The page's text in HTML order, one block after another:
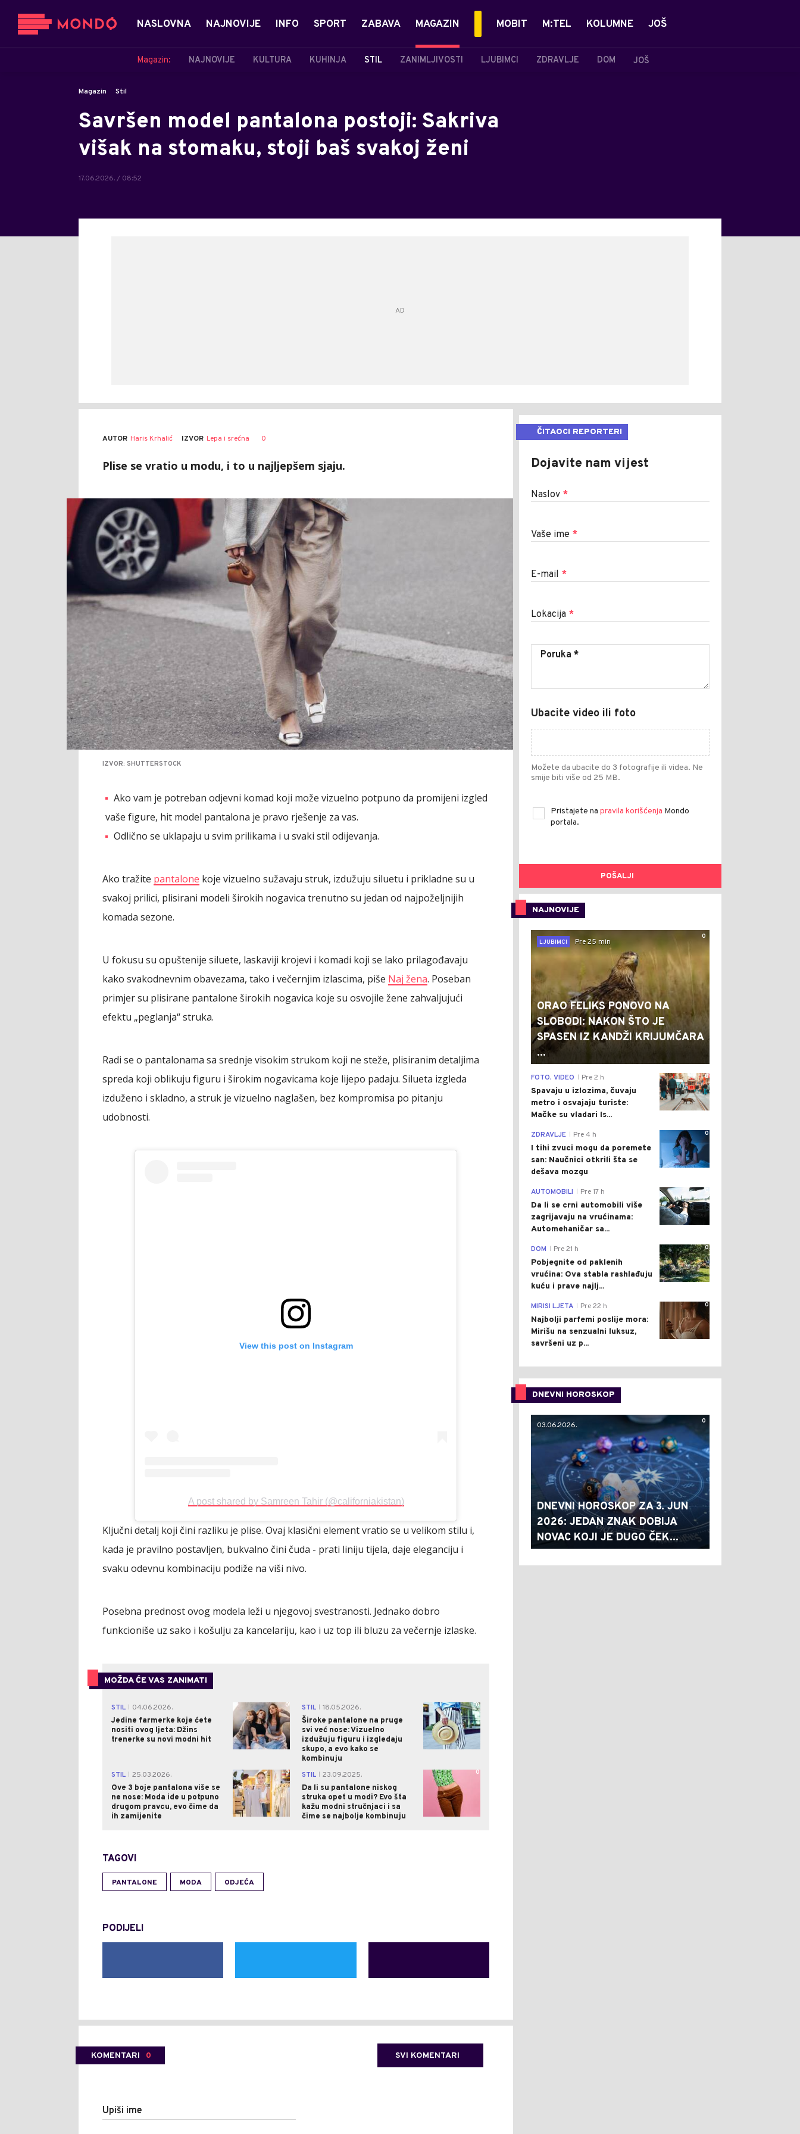
NASLOVNA NAJNOVIJE INFO SPORT ZABAVA MAGAZIN
Magazin: NAJNOVIJE KULTURA KUHINJA STIL ZANIMLJIVOSTI LJUBIMCI ZDRAVLJE DOM JOŠ
MOBIT M:TEL KOLUMNE JOŠ
Magazin Stil
Savršen model pantalona postoji: Sakriva
višak na stomaku, stoji baš svakoj ženi
17.06.2026. / 08:52
AUTOR Haris Krhalić IZVOR Lepa i srećna 0
Plise se vratio u modu, i to u najljepšem sjaju.
IZVOR: SHUTTERSTOCK
Ako vam je potreban odjevni komad koji može vizuelno potpuno da promijeni izgled
vaše figure, hit model pantalona je pravo rješenje za vas.
Odlično se uklapaju u svim prilikama i u svaki stil odijevanja.
Ako tražite pantalone koje vizuelno sužavaju struk, izdužuju siluetu i prikladne su u
svakoj prilici, plisirani modeli širokih nogavica trenutno su jedan od najpoželjnijih
komada sezone.
U fokusu su opuštenije siluete, laskaviji krojevi i komadi koji se lako prilagođavaju
kako svakodnevnim obavezama, tako i večernjim izlascima, piše Naj žena. Poseban
primjer su plisirane pantalone širokih nogavica koje su osvojile žene zahvaljujući
efektu „peglanja“ struka.
Radi se o pantalonama sa srednje visokim strukom koji ne steže, plisiranim detaljima
spreda koji oblikuju figuru i širokim nogavicama koje lijepo padaju. Silueta izgleda
izduženo i skladno, a struk je vizuelno naglašen, bez kompromisa po pitanju
udobnosti.
View this post on Instagram
A post shared by Samreen Tahir (@californiakistan)
Ključni detalj koji čini razliku je plise. Ovaj klasični element vratio se u velikom stilu i,
kada je pravilno postavljen, bukvalno čini čuda - prati liniju tijela, daje eleganciju i
svaku odevnu kombinaciju podiže na viši nivo.
Posebna prednost ovog modela leži u njegovoj svestranosti. Jednako dobro
funkcioniše uz sako i košulju za kancelariju, kao i uz top ili bluzu za večernje izlaske.
MOŽDA ĆE VAS ZANIMATI
STIL
04.06.2026.
Jedine farmerke koje ćete
nositi ovog ljeta: Džins
trenerke su novi modni hit
0 STIL
18.05.2026.
Široke pantalone na pruge
svi već nose: Vizuelno
izdužuju figuru i izgledaju
skupo, a evo kako se
kombinuju
0
STIL
25.03.2026.
Ove 3 boje pantalona više se
ne nose: Moda ide u potpuno
drugom pravcu, evo čime da
ih zamijenite
0 STIL
23.09.2025.
Da li su pantalone niskog
struka opet u modi? Evo šta
kažu modni stručnjaci i sa
čime se najbolje kombinuju
0
TAGOVI
PANTALONE MODA ODJEĆA
PODIJELI
KOMENTARI 0 SVI KOMENTARI
Upiši ime
ČITAOCI REPORTERI
Dojavite nam vijest
Naslov *
Vaše ime *
E-mail *
Lokacija *
Ubacite video ili foto
Možete da ubacite do 3 fotografije ili videa. Ne
smije biti više od 25 MB.
Pristajete na pravila korišćenja Mondo
portala.
POŠALJI
NAJNOVIJE
0
LJUBIMCI
Pre 25 min
ORAO FELIKS PONOVO NA
SLOBODI: NAKON ŠTO JE
SPASEN IZ KANDŽI KRIJUMČARA
...
0
FOTO, VIDEO Pre 2 h
Spavaju u izlozima, čuvaju
metro i osvajaju turiste:
Mačke su vladari Is...
0
ZDRAVLJE Pre 4 h
I tihi zvuci mogu da poremete
san: Naučnici otkrili šta se
dešava mozgu
0
AUTOMOBILI Pre 17 h
Da li se crni automobili više
zagrijavaju na vrućinama:
Automehaničar sa...
0
DOM Pre 21 h
Pobjegnite od paklenih
vrućina: Ova stabla rashlađuju
kuću i prave najlj...
0
MIRISI LJETA Pre 22 h
Najbolji parfemi poslije mora:
Mirišu na senzualni luksuz,
savršeni uz p...
DNEVNI HOROSKOP
0
03.06.2026.
DNEVNI HOROSKOP ZA 3. JUN
2026: JEDAN ZNAK DOBIJA
NOVAC KOJI JE DUGO ČEK...